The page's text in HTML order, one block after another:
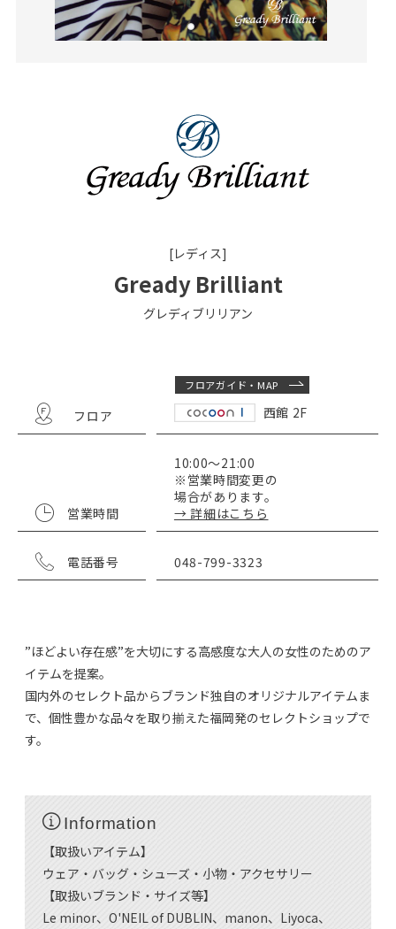
[レディス]
Gready Brilliant
グレディブリリアン
フロア
フロアガイド・MAP
西館 2F
営業時間
10:00～21:00
※営業時間変更の
場合があります。
→ 詳細はこちら
電話番号 048-799-3323
”ほどよい存在感”を大切にする高感度な大人の女性のためのア
イテムを提案。
国内外のセレクト品からブランド独自のオリジナルアイテムま
で、個性豊かな品々を取り揃えた福岡発のセレクトショップで
す。
Information
【取扱いアイテム】
ウェア・バッグ・シューズ・小物・アクセサリー
【取扱いブランド・サイズ等】
Le minor、O'NEIL of DUBLIN、manon、Liyoca、